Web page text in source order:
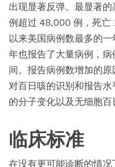
出现显著反弹。最显著
例超过 48,000 例，死亡
以来美国病例数最多的
年也报告了大量病例，
间。报告病例数增加的
对百日咳的识别和报告
的分子变化以及无细胞百
临床标准
在没有更可能诊断的情